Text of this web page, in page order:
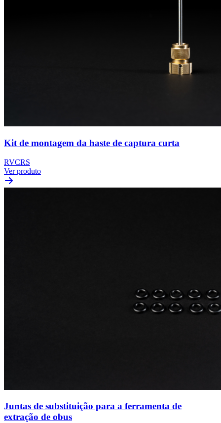
Kit de montagem da haste de captura curta
RVCRS
Ver produto
Juntas de substituição para a ferramenta de
extração de obus